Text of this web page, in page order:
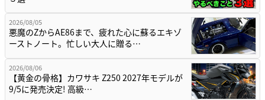
2026/08/05
悪魔のZからAE86まで、疲れた心に蘇るエキゾ
ーストノート。忙しい大人に贈る…
2026/08/06
【黄金の骨格】カワサキ Z250 2027年モデルが
9/5に発売決定! 高級…